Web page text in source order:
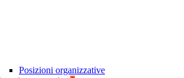
Posizioni organizzative